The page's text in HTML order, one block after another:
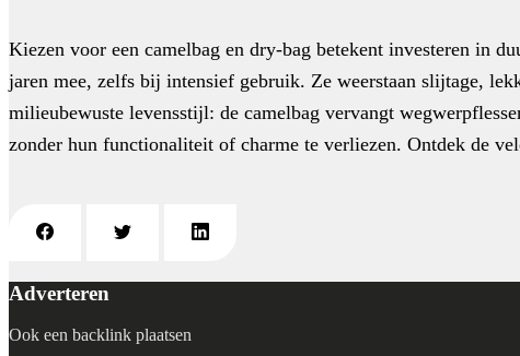
Kiezen voor een camelbag en dry-bag betekent investeren in
jaren mee, zelfs bij intensief gebruik. Ze weerstaan slijtage,
milieubewuste levensstijl: de camelbag vervangt
zonder hun functionaliteit of charme te verliezen. Ontdek de
Adverteren
Ook een backlink plaatsen